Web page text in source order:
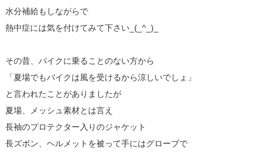
水分補給もしながらで
熱中症には気を付けてみて下さい_(_^_)_
その昔、バイクに乗ることのない方から
「夏場でもバイクは風を受けるから涼しいでしょ」
と言われたことがありましたが
夏場、メッシュ素材とは言え
長袖のプロテクター入りのジャケット
長ズボン、ヘルメットを被って手にはグローブで